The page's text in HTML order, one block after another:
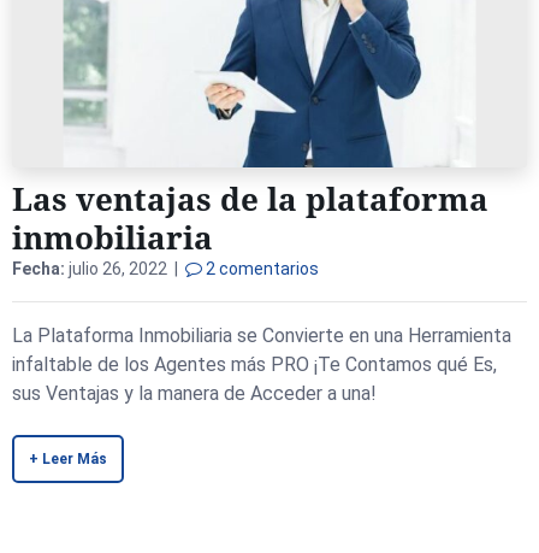
Las ventajas de la plataforma
inmobiliaria
Fecha: julio 26, 2022 | 2 comentarios
La Plataforma Inmobiliaria se Convierte en una Herramienta
infaltable de los Agentes más PRO ¡Te Contamos qué Es,
sus Ventajas y la manera de Acceder a una!
+ Leer Más